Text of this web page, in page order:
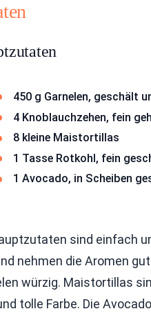
450 g Garnelen, geschält
4 Knoblauchzehen, fein
8 kleine Maistortillas
1 Tasse Rotkohl, fein
1 Avocado, in Scheiben
sind einfach
nehmen die Aromen
würzig. Maistortillas
tolle Farbe. Die